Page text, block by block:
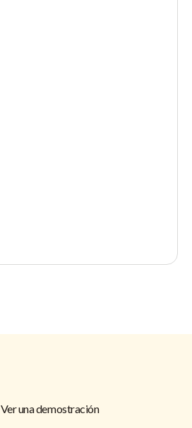
Ver una demostración